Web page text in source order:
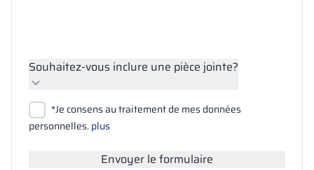
Souhaitez-vous inclure une pièce jointe?
Joindre des fichiers
Rechercher
*Je consens au traitement de mes données
personnelles.plus
Envoyer le formulaire